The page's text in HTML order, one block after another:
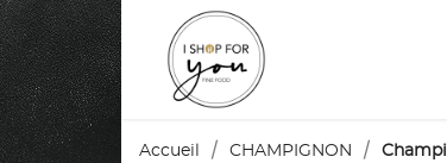
Accueil CHAMPIGNON